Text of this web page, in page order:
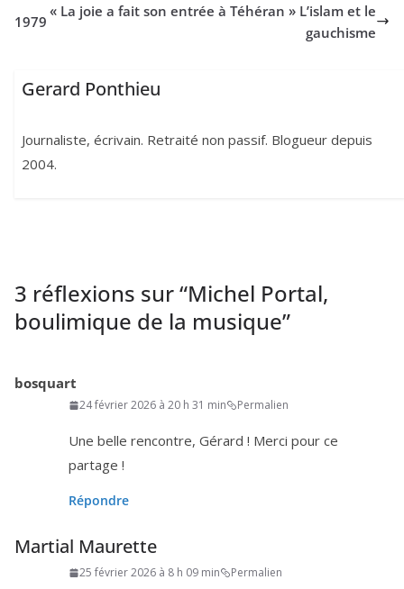
1979
« La joie a fait son entrée à Téhéran » L’islam et le
gauchisme
Gerard Ponthieu
Journaliste, écrivain. Retraité non passif. Blogueur depuis
2004.
3 réflexions sur “Michel Portal,
boulimique de la musique”
bosquart
24 février 2026 à 20 h 31 min Permalien
Une belle ren­contre, Gérard ! Merci pour ce
partage !
Répondre
Martial Maurette
25 février 2026 à 8 h 09 min Permalien